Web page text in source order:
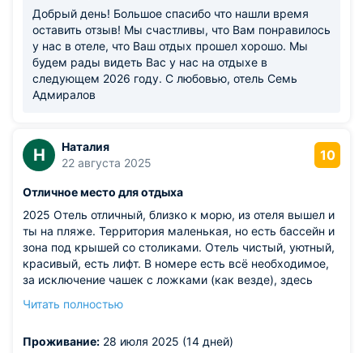
Добрый день! Большое спасибо что нашли время
оставить отзыв! Мы счастливы, что Вам понравилось
у нас в отеле, что Ваш отдых прошел хорошо. Мы
будем рады видеть Вас у нас на отдыхе в
следующем 2026 году. С любовью, отель Семь
Адмиралов
Н
Наталия
22 августа 2025
10
Отличное место для отдыха
2025 Отель отличный, близко к морю, из отеля вышел и
ты на пляже. Территория маленькая, но есть бассейн и
зона под крышей со столиками. Отель чистый, уютный,
красивый, есть лифт. В номере есть всё необходимое,
за исключение чашек с ложками (как везде), здесь
будешь, т.к. они без ручек, пришлось покупать (но это
полотенце меняли раз в три дня. Номер с балконом,
Читать полностью
Проживание: 28 июля 2025 (14 дней)